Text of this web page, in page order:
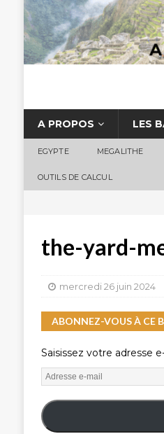
A PROPOS LES
EGYPTE MEGALITHE
OUTILS DE CALCUL
the-yard-
mercredi 26 juin 2024
ABONNEZ-VOUS À CE
Saisissez votre adresse